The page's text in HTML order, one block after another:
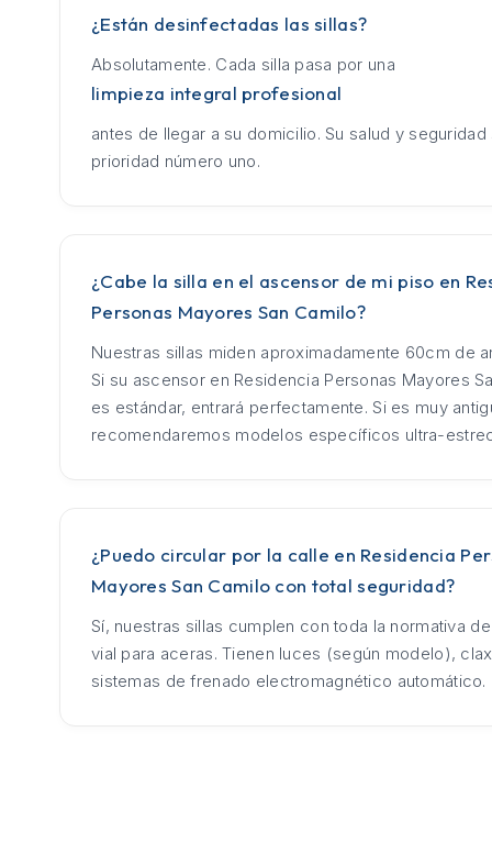
¿Están desinfectadas las sillas?
Absolutamente. Cada silla pasa por una
limpieza integral profesional
antes de llegar a su domicilio. Su salud y seguridad
prioridad número uno.
¿Cabe la silla en el ascensor de mi piso en
Personas Mayores San Camilo?
Nuestras sillas miden aproximadamente 60cm de
Si su ascensor en Residencia Personas Mayores
es estándar, entrará perfectamente. Si es muy
recomendaremos modelos específicos ultra-
¿Puedo circular por la calle en Residencia
Mayores San Camilo con total seguridad?
Sí, nuestras sillas cumplen con toda la normativa
vial para aceras. Tienen luces (según modelo),
sistemas de frenado electromagnético automático.